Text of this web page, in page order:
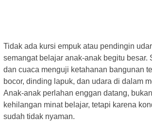
Tidak ada kursi empuk atau pendingin
semangat belajar anak-anak begitu besar.
dan cuaca menguji ketahanan bangunan
bocor, dinding lapuk, dan udara di dalam
Anak-anak perlahan enggan datang,
kehilangan minat belajar, tetapi karena
sudah tidak nyaman.